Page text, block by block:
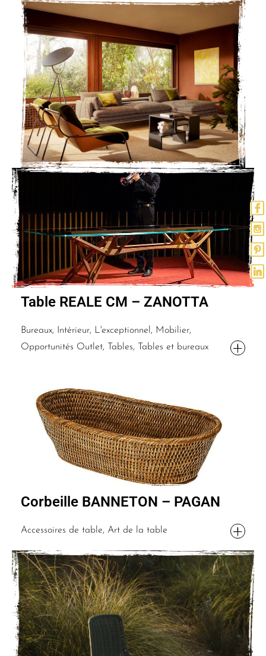
Table REALE CM – ZANOTTA
Bureaux, Intérieur, L'exceptionnel, Mobilier,
Opportunités Outlet, Tables, Tables et bureaux
Corbeille BANNETON – PAGAN
Accessoires de table, Art de la table